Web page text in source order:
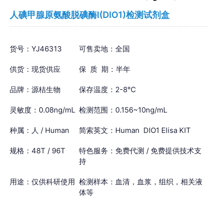
人碘甲腺原氨酸脱碘酶Ⅰ(DIO1)检测试剂盒
货号：YJ46313 可售卖地：全国
供货：现货供应 保 质 期：半年
品牌：源桔生物 保存温度：2-8℃
灵敏度：0.08ng/mL 检测范围：0.156~10ng/mL
种属：人 / Human 简索英文：Human DIO1 Elisa KIT
规格：48T / 96T
特色服务：免费代测 / 免费提供技术支
持
用途：仅供科研使用 检测样本：血清，血浆，组织，相关液
体等